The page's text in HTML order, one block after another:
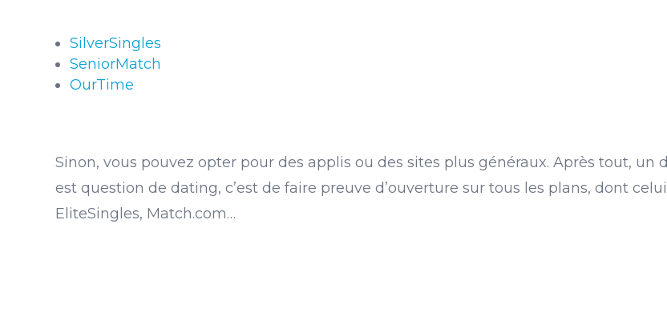
SilverSingles
SeniorMatch
OurTime
Sinon, vous pouvez opter pour des applis ou des sites plus généraux. Après tout,
est question de dating, c’est de faire preuve d’ouverture sur tous les plans, dont
EliteSingles, Match.com…